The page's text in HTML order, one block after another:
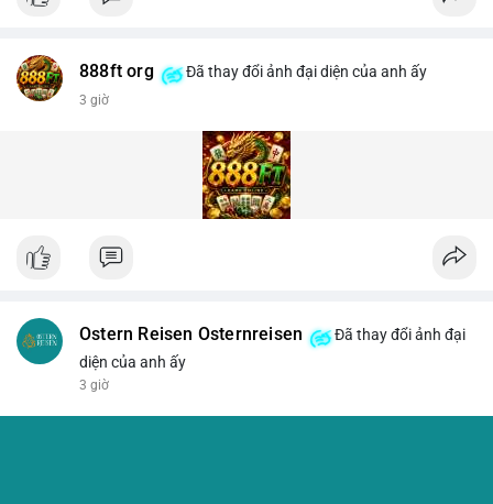
888ft org Đã thay đổi ảnh đại diện của anh ấy
3 giờ
Ostern Reisen Osternreisen
Đã thay đổi ảnh đại
diện của anh ấy
3 giờ